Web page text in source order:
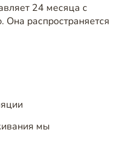
24 месяца с
Она распространяется
мы